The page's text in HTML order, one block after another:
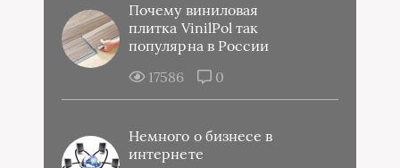
Почему виниловая
плитка VinilPol так
популярна в России
17586
0
Немного о бизнесе в
интернете